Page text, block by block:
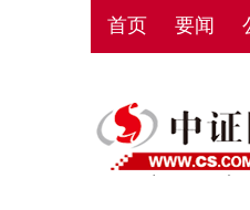
首页 要闻